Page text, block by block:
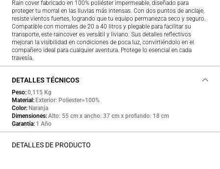
Rain cover fabricado en 100% poliéster impermeable, diseñado para
proteger tu morral en las lluvias más intensas. Con dos puntos de anclaje,
resiste vientos fuertes, logrando que tu equipo permanezca seco y seguro.
Compatible con morrales de 20 a 40 litros y plegable para facilitar su
transporte, este raincover es versátil y liviano. Sus detalles reflectivos
mejoran la visibilidad en condiciones de poca luz, convirtiéndolo en el
compañero ideal para cualquier aventura. Protege lo esencial en cada
travesía.
DETALLES TÉCNICOS
Peso 0,115 Kg
Material
Exterior: Poliester=100%
Color Naranja
Dimensiones Alto: 55 cm x ancho: 37 cm x profundo: 18 cm
Garantía 1 Año
DETALLES DE PRODUCTO